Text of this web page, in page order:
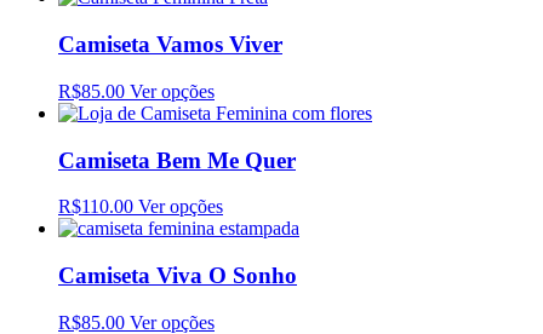
Camiseta Vamos Viver
R$85.00 Ver opções
Camiseta Bem Me Quer
R$110.00 Ver opções
Camiseta Viva O Sonho
R$85.00 Ver opções